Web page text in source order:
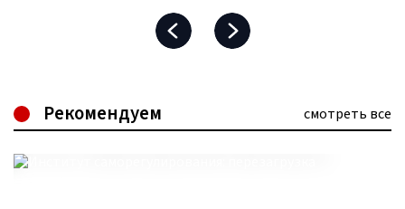
Рекомендуем смотреть все